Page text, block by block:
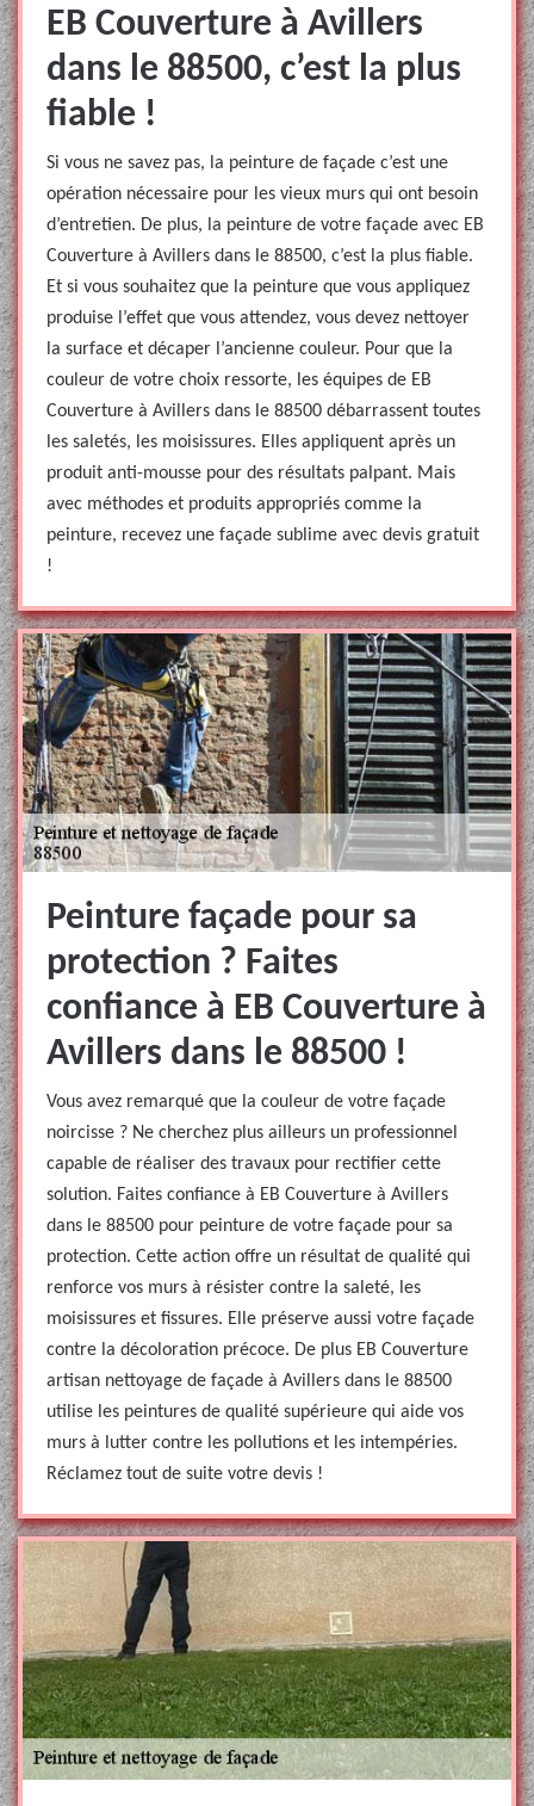
EB Couverture à Avillers
dans le 88500, c’est la plus
fiable !
Si vous ne savez pas, la peinture de façade c’est une
opération nécessaire pour les vieux murs qui ont besoin
d’entretien. De plus, la peinture de votre façade avec EB
Couverture à Avillers dans le 88500, c’est la plus fiable.
Et si vous souhaitez que la peinture que vous appliquez
produise l’effet que vous attendez, vous devez nettoyer
la surface et décaper l’ancienne couleur. Pour que la
couleur de votre choix ressorte, les équipes de EB
Couverture à Avillers dans le 88500 débarrassent toutes
les saletés, les moisissures. Elles appliquent après un
produit anti-mousse pour des résultats palpant. Mais
avec méthodes et produits appropriés comme la
peinture, recevez une façade sublime avec devis gratuit
!
Peinture façade pour sa
protection ? Faites
confiance à EB Couverture à
Avillers dans le 88500 !
Vous avez remarqué que la couleur de votre façade
noircisse ? Ne cherchez plus ailleurs un professionnel
capable de réaliser des travaux pour rectifier cette
solution. Faites confiance à EB Couverture à Avillers
dans le 88500 pour peinture de votre façade pour sa
protection. Cette action offre un résultat de qualité qui
renforce vos murs à résister contre la saleté, les
moisissures et fissures. Elle préserve aussi votre façade
contre la décoloration précoce. De plus EB Couverture
artisan nettoyage de façade à Avillers dans le 88500
utilise les peintures de qualité supérieure qui aide vos
murs à lutter contre les pollutions et les intempéries.
Réclamez tout de suite votre devis !